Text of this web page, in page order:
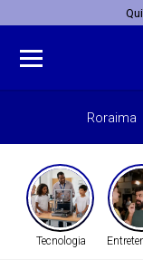
Roraima
Tecnologia